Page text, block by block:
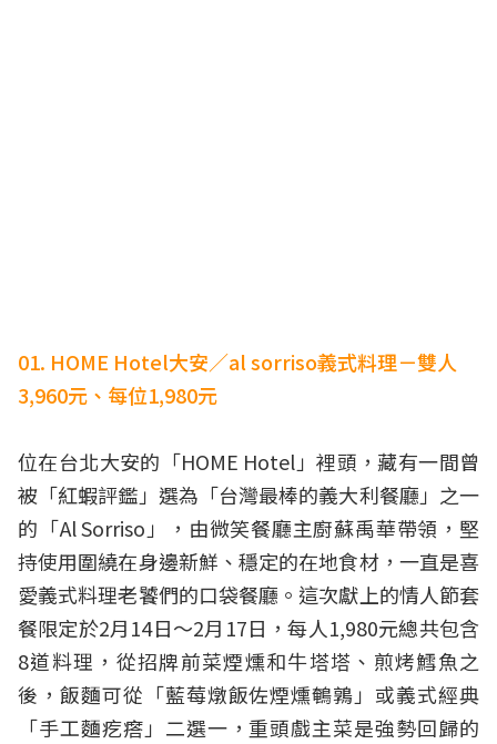
01. HOME Hotel大安／al sorriso義式料理－雙人
3,960元、每位1,980元
位在台北大安的「HOME Hotel」裡頭，藏有一間曾
被「紅蝦評鑑」選為「台灣最棒的義大利餐廳」之一
的「Al Sorriso」，由微笑餐廳主廚蘇禹華帶領，堅
持使用圍繞在身邊新鮮、穩定的在地食材，一直是喜
愛義式料理老饕們的口袋餐廳。這次獻上的情人節套
餐限定於2月14日～2月17日，每人1,980元總共包含
8道料理，從招牌前菜煙燻和牛塔塔、煎烤鱈魚之
後，飯麵可從「藍莓燉飯佐煙燻鵪鶉」或義式經典
「手工麵疙瘩」二選一，重頭戲主菜是強勢回歸的